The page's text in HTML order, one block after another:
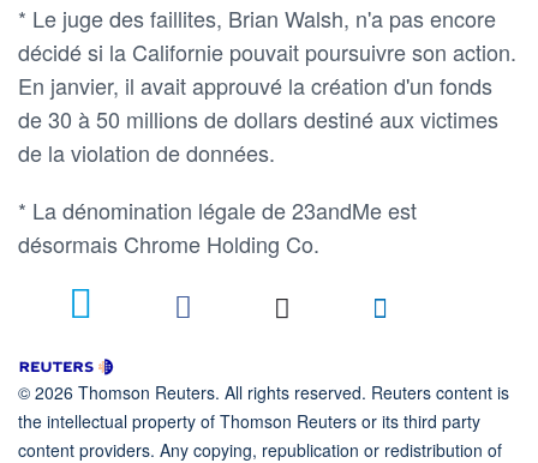
* Le juge des faillites, Brian Walsh, n'a pas encore
décidé si la Californie pouvait poursuivre son action.
En janvier, il avait approuvé la création d'un fonds
de 30 à 50 millions de dollars destiné aux victimes
de la violation de données.
* La dénomination légale de 23andMe est
désormais Chrome Holding Co.
© 2026 Thomson Reuters. All rights reserved. Reuters content is
the intellectual property of Thomson Reuters or its third party
content providers. Any copying, republication or redistribution of